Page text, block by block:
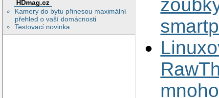
HDmag.cz
Kamery do bytu přinesou maximální
přehled o vaší domácnosti
Testovací novinka